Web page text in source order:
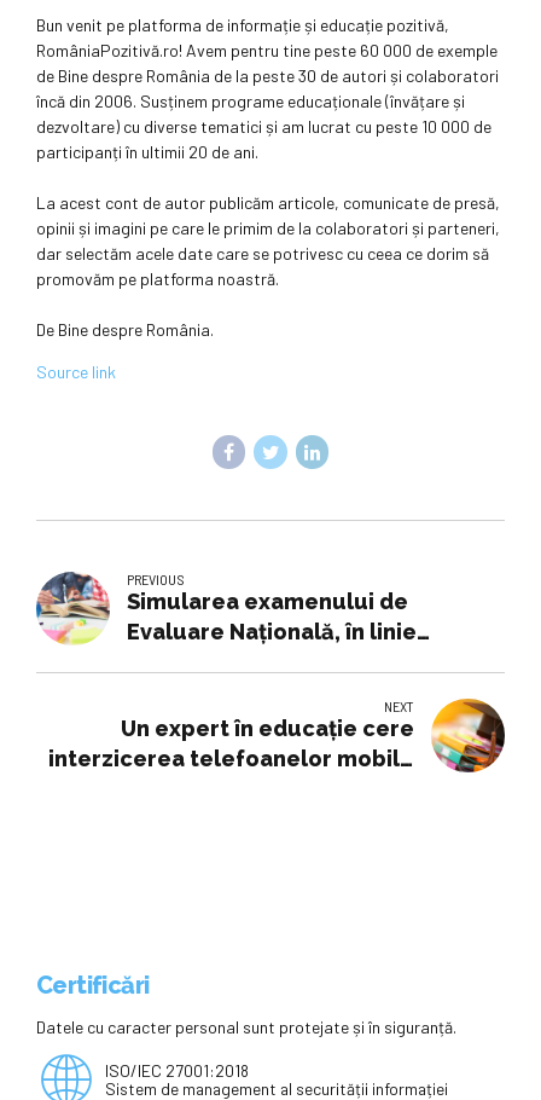
Bun venit pe platforma de informație și educație pozitivă,
RomâniaPozitivă.ro! Avem pentru tine peste 60 000 de exemple
de Bine despre România de la peste 30 de autori și colaboratori
încă din 2006. Susținem programe educaționale (învățare și
dezvoltare) cu diverse tematici și am lucrat cu peste 10 000 de
participanți în ultimii 20 de ani.
La acest cont de autor publicăm articole, comunicate de presă,
opinii și imagini pe care le primim de la colaboratori și parteneri,
dar selectăm acele date care se potrivesc cu ceea ce dorim să
promovăm pe platforma noastră.
De Bine despre România.
Source link
PREVIOUS
Simularea examenului de
Evaluare Națională, în linie
NEXT
Un expert în educație cere
interzicerea telefoanelor mobile
Certificări
Datele cu caracter personal sunt protejate și în siguranță.
ISO/IEC 27001:2018
Sistem de management al securității informației